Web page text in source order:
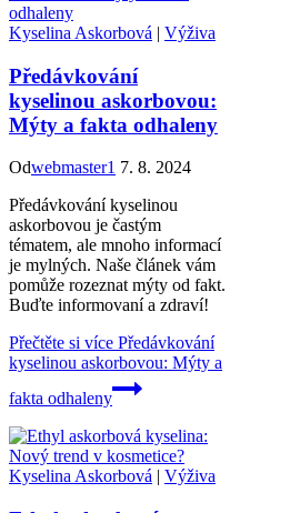
Kyselina Askorbová | Výživa
Předávkování
kyselinou askorbovou:
Mýty a fakta odhaleny
Odwebmaster1 7. 8. 2024
Předávkování kyselinou
askorbovou je častým
tématem, ale mnoho informací
je mylných. Naše článek vám
pomůže rozeznat mýty od fakt.
Buďte informovaní a zdraví!
Přečtěte si více Předávkování
kyselinou askorbovou: Mýty a
fakta odhaleny
Kyselina Askorbová | Výživa